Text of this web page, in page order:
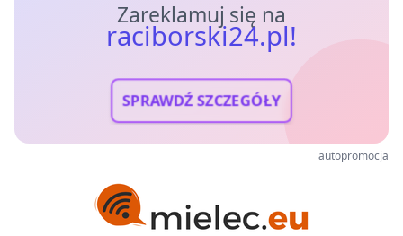
Zareklamuj się na
raciborski24.pl!
SPRAWDŹ SZCZEGÓŁY
autopromocja